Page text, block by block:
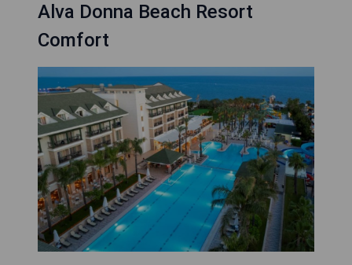
Alva Donna Beach Resort
Comfort